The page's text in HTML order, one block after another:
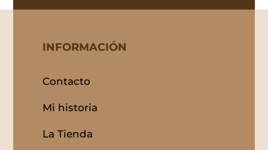
INFORMACIÓN
Contacto
Mi historia
La Tienda